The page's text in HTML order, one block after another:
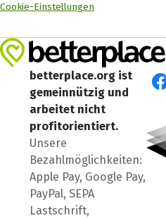
Cookie-Einstellungen
betterplace.org ist
gemeinnützig und
arbeitet nicht
profitorientiert.
Unsere
Bezahlmöglichkeiten:
Apple Pay, Google Pay,
PayPal, SEPA
Lastschrift,